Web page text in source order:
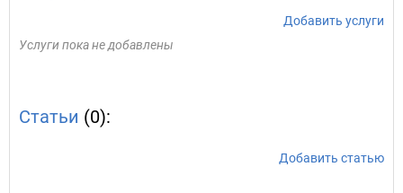
Добавить услуги
Услуги пока не добавлены
Статьи (0):
Добавить статью